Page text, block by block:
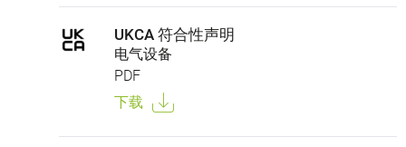
UKCA 符合性声明
电气设备
PDF
下载